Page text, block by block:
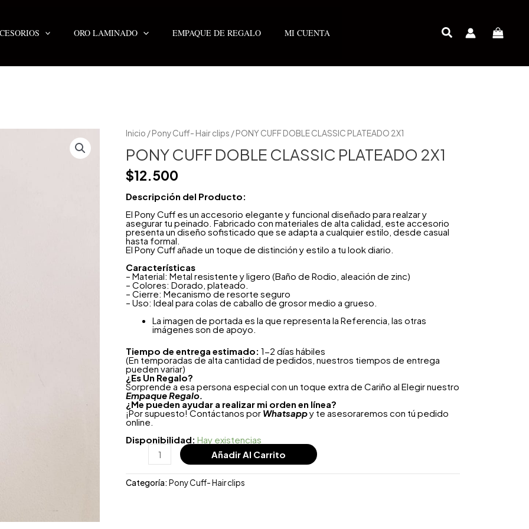
ORO LAMINADO EMPAQUE DE REGALO MI CUENTA
Inicio /Pony Cuff- Hair clips / PONY CUFF DOBLE CLASSIC PLATEADO 2X1
PONY CUFF DOBLE CLASSIC PLATEADO 2X1
$12.500
Descripción del Producto:
El Pony Cuff es un accesorio elegante y funcional diseñado para realzar y
asegurar tu peinado. Fabricado con materiales de alta calidad, este accesorio
presenta un diseño sofisticado que se adapta a cualquier estilo, desde casual
hasta formal.
El Pony Cuff añade un toque de distinción y estilo a tu look diario.
Características
– Material: Metal resistente y ligero (Baño de Rodio, aleación de zinc)
– Colores: Dorado, plateado.
– Cierre: Mecanismo de resorte seguro
– Uso: Ideal para colas de caballo de grosor medio a grueso.
La imagen de portada es la que representa la Referencia, las otras
imágenes son de apoyo.
Tiempo de entrega estimado: 1-2 días hábiles
(En temporadas de alta cantidad de pedidos, nuestros tiempos de entrega
pueden variar)
¿ Es Un Regalo?
Sorprende a esa persona especial con un toque extra de Cariño al Elegir nuestro
Empaque Regalo.
¿Me pueden ayudar a realizar mi orden en línea?
¡Por supuesto! Contáctanos por Whatsappy te asesoraremos con tú pedido
online.
Disponibilidad: Hay existencias
PONY
CUFF
DOBLE
CLASSIC
PLATEADO
2X1
cantidad
Añadir Al Carrito
Categoría: Pony Cuff- Hair clips